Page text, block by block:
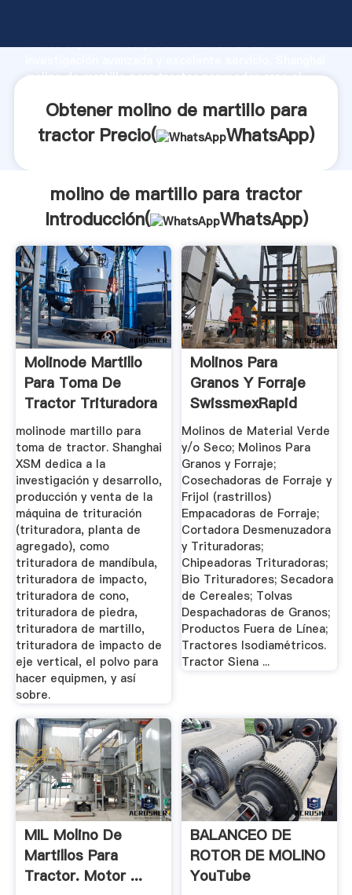
fuerte capacidad de producción, fuerza de
molino de martillo para tractor proveedor crea el
Obtener molino de martillo para
tractor Precio(
WhatsApp)
molino de martillo para tractor
Introducción(
WhatsApp)
Molinode Martillo
Para Toma De
Tractor Trituradora
De Cono
molinode martillo para
toma de tractor. Shanghai
XSM dedica a la
investigación y desarrollo,
producción y venta de la
máquina de trituración
(trituradora, planta de
agregado), como
trituradora de mandíbula,
trituradora de impacto,
trituradora de cono,
trituradora de piedra,
trituradora de martillo,
trituradora de impacto de
eje vertical, el polvo para
hacer equipmen, y así
sobre.
Molinos Para
Granos Y Forraje
SwissmexRapid
Molinos de Material Verde
y/o Seco; Molinos Para
Granos y Forraje;
Cosechadoras de Forraje y
Frijol (rastrillos)
Empacadoras de Forraje;
Cortadora Desmenuzadora
y Trituradoras;
Chipeadoras Trituradoras;
Bio Trituradores; Secadora
de Cereales; Tolvas
Despachadoras de Granos;
Productos Fuera de Línea;
Tractores Isodiamétricos.
Tractor Siena ...
MIL Molino De
Martillos Para
Tractor. Motor ...
BALANCEO DE
ROTOR DE MOLINO
YouTube